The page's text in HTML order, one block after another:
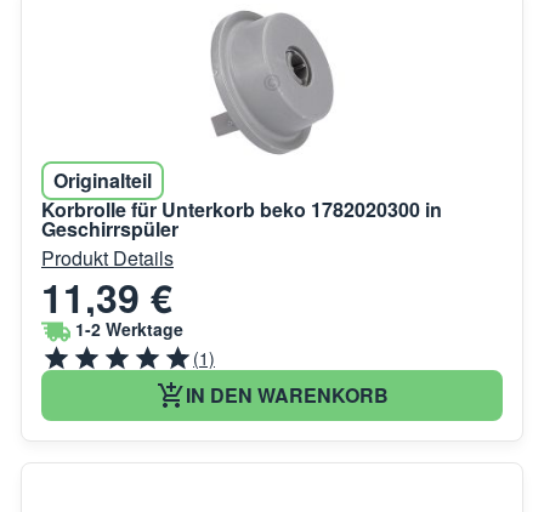
Originalteil
Korbrolle für Unterkorb beko 1782020300 in
Geschirrspüler
Produkt Details
11,39 €
1-2 Werktage
(1)
IN DEN WARENKORB